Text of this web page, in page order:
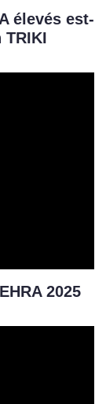
élevés est-
2025